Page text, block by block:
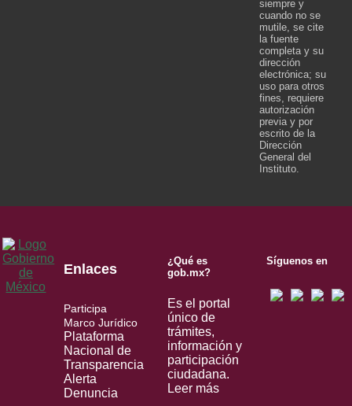
siempre y
cuando no se
mutile, se cite
la fuente
completa y su
dirección
electrónica; su
uso para otros
fines, requiere
autorización
previa y por
escrito de la
Dirección
General del
Instituto.
Enlaces
Participa
Marco Jurídico
Plataforma
Nacional de
Transparencia
Alerta
Denuncia
¿Qué es
gob.mx?
Es el portal
único de
trámites,
información y
participación
ciudadana.
Leer más
Síguenos en